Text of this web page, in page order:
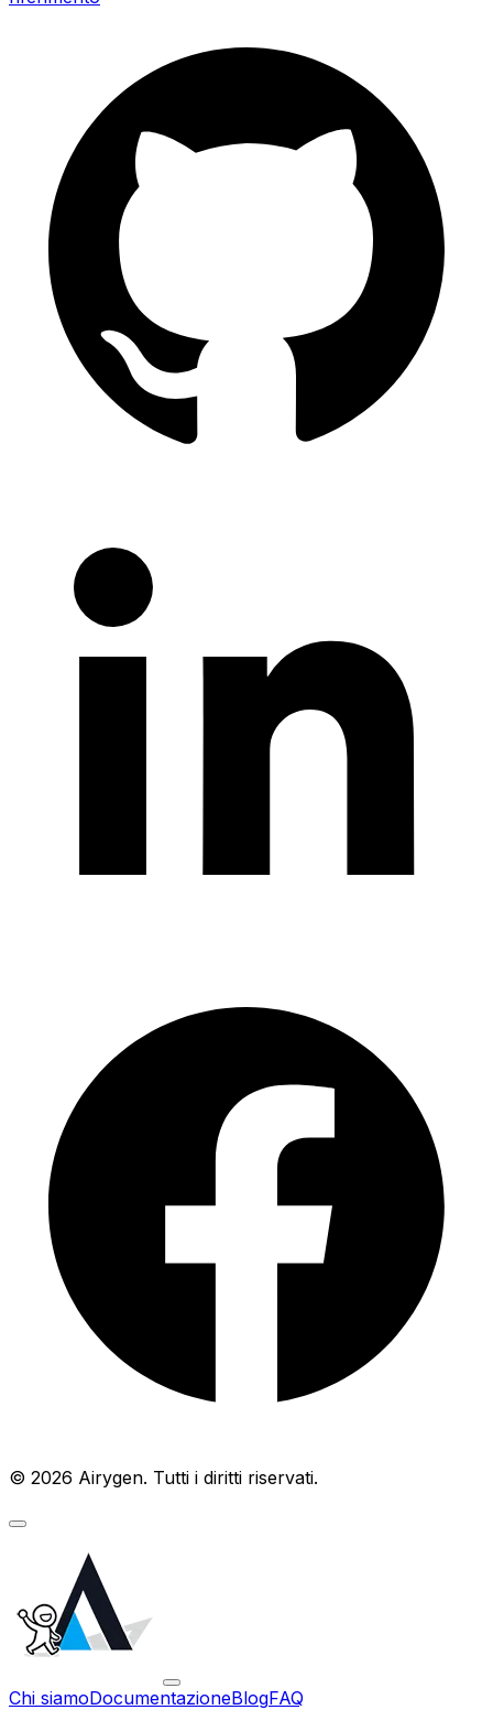
© 2026 Airygen. Tutti i diritti riservati.
Chi siamoDocumentazioneBlogFAQ